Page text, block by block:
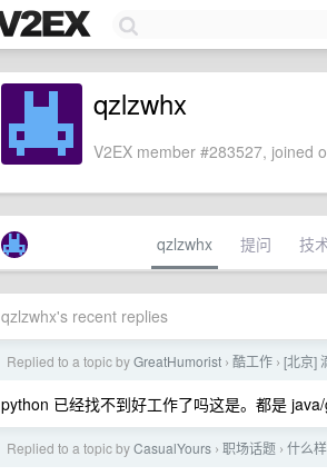
qzlzwhx
V2EX member #283527, joined
qzlzwhx 提问 技
qzlzwhx's recent replies
Replied to a topic byGreatHumorist › 酷工作 › [北京]
python 已经找不到好工作了吗这是。都是 java/
Replied to a topic byCasualYours › 职场话题 › 什么